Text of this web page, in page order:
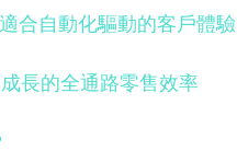
合自動化驅動的客戶體驗
長的全通路零售效率